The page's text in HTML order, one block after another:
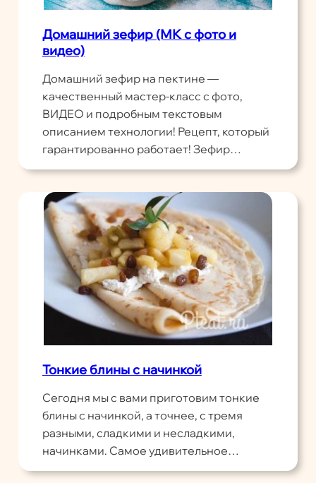
Домашний зефир (МК с фото и
видео)
Домашний зефир на пектине —
качественный мастер-класс с фото,
ВИДЕО и подробным текстовым
описанием технологии! Рецепт, который
гарантированно работает! Зефир…
Тонкие блины с начинкой
Сегодня мы с вами приготовим тонкие
блины с начинкой, а точнее, с тремя
разными, сладкими и несладкими,
начинками. Самое удивительное…